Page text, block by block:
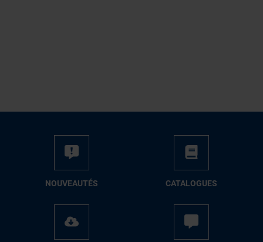
NOUVEAUTÉS CATALOGUES